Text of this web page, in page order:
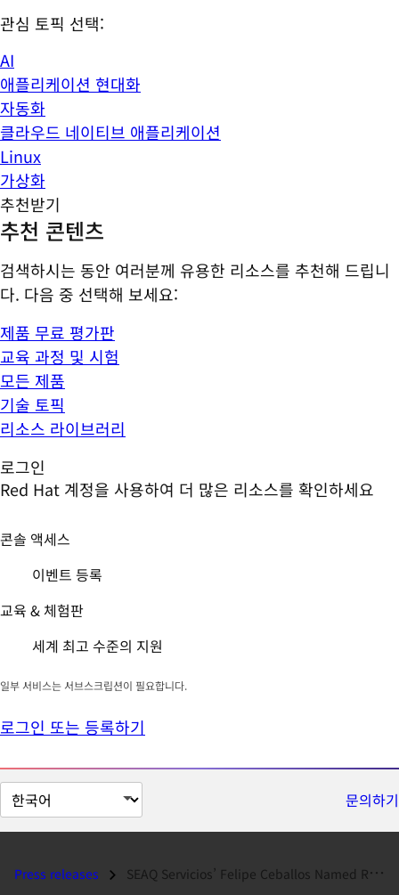
관심 토픽 선택:
AI
애플리케이션 현대화
자동화
클라우드 네이티브 애플리케이션
Linux
가상화
추천받기
추천 콘텐츠
검색하시는 동안 여러분께 유용한 리소스를 추천해 드립니
다. 다음 중 선택해 보세요:
제품 무료 평가판
교육 과정 및 시험
모든 제품
기술 토픽
리소스 라이브러리
로그인
Red Hat 계정을 사용하여 더 많은 리소스를 확인하세요
콘솔 액세스
이벤트 등록
교육 & 체험판
세계 최고 수준의 지원
일부 서비스는 서브스크립션이 필요합니다.
로그인 또는 등록하기
페
이
문의하기
Press releases SEAQ Servicios’ Felipe Ceballos Named Red Hat’s 2016 Certified Profess...